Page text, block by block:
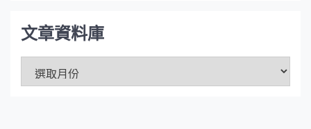
字:
文章資料庫
資